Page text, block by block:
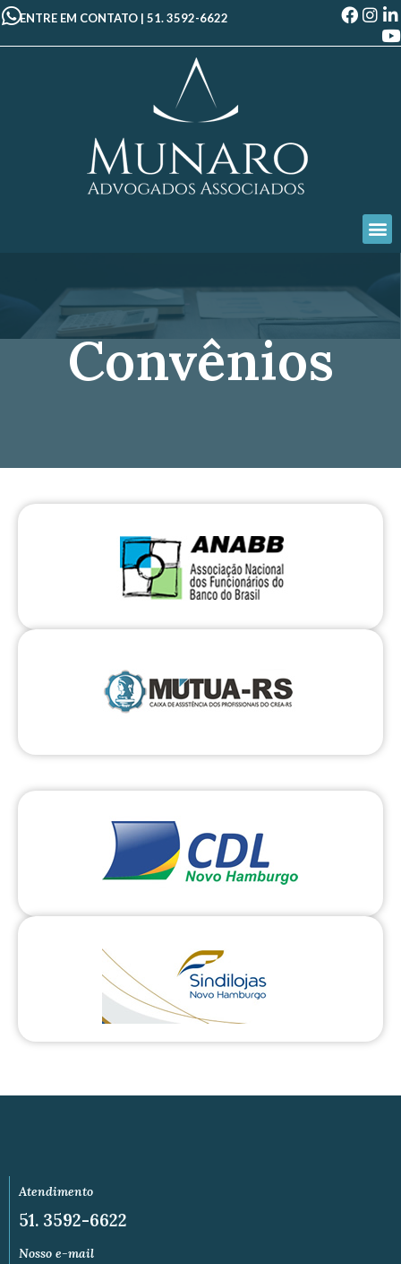
ENTRE EM CONTATO | 51. 3592-6622
Convênios
Atendimento
51. 3592-6622
Nosso e-mail